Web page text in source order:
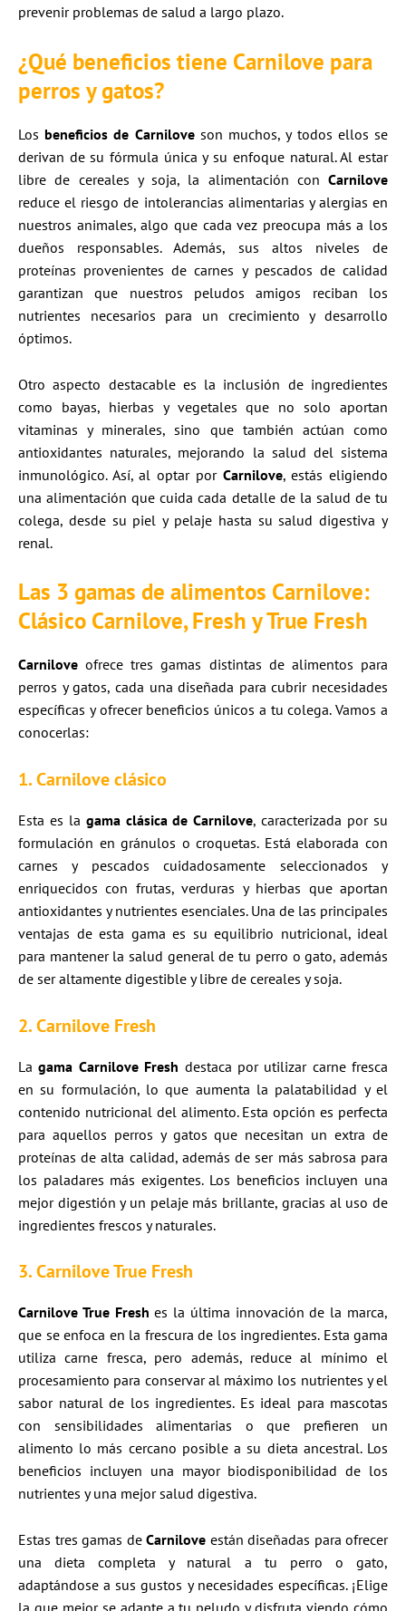
prevenir problemas de salud a largo plazo.
¿Qué beneficios tiene Carnilove para
perros y gatos?
Losbeneficios de Carniloveson muchos, y todos ellos se
derivan de su fórmula única y su enfoque natural. Al estar
libre de cereales y soja, la alimentación con Carnilove
reduce el riesgo de intolerancias alimentarias y alergias en
nuestros animales, algo que cada vez preocupa más a los
dueños responsables. Además, sus altos niveles de
proteínas provenientes de carnes y pescados de calidad
garantizan que nuestros peludos amigos reciban los
nutrientes necesarios para un crecimiento y desarrollo
óptimos.
Otro aspecto destacable es la inclusión de ingredientes
como bayas, hierbas y vegetales que no solo aportan
vitaminas y minerales, sino que también actúan como
antioxidantes naturales, mejorando la salud del sistema
inmunológico. Así, al optar por Carnilove, estás eligiendo
una alimentación que cuida cada detalle de la salud de tu
colega, desde su piel y pelaje hasta su salud digestiva y
renal.
Las 3 gamas de alimentos Carnilove:
Clásico Carnilove, Fresh y True Fresh
Carnilove ofrece tres gamas distintas de alimentos para
perros y gatos, cada una diseñada para cubrir necesidades
específicas y ofrecer beneficios únicos a tu colega. Vamos a
conocerlas:
1. Carnilove clásico
Esta es la gama clásica de Carnilove, caracterizada por su
formulación en gránulos o croquetas. Está elaborada con
carnes y pescados cuidadosamente seleccionados y
enriquecidos con frutas, verduras y hierbas que aportan
antioxidantes y nutrientes esenciales. Una de las principales
ventajas de esta gama es su equilibrio nutricional, ideal
para mantener la salud general de tu perro o gato, además
de ser altamente digestible y libre de cereales y soja.
2. Carnilove Fresh
Lagama Carnilove Fresh destaca por utilizar carne fresca
en su formulación, lo que aumenta la palatabilidad y el
contenido nutricional del alimento. Esta opción es perfecta
para aquellos perros y gatos que necesitan un extra de
proteínas de alta calidad, además de ser más sabrosa para
los paladares más exigentes. Los beneficios incluyen una
mejor digestión y un pelaje más brillante, gracias al uso de
ingredientes frescos y naturales.
3. Carnilove True Fresh
Carnilove True Fresh es la última innovación de la marca,
que se enfoca en la frescura de los ingredientes. Esta gama
utiliza carne fresca, pero además, reduce al mínimo el
procesamiento para conservar al máximo los nutrientes y el
sabor natural de los ingredientes. Es ideal para mascotas
con sensibilidades alimentarias o que prefieren un
alimento lo más cercano posible a su dieta ancestral. Los
beneficios incluyen una mayor biodisponibilidad de los
nutrientes y una mejor salud digestiva.
Estas tres gamas deCarnilove están diseñadas para ofrecer
una dieta completa y natural a tu perro o gato,
adaptándose a sus gustos y necesidades específicas. ¡Elige